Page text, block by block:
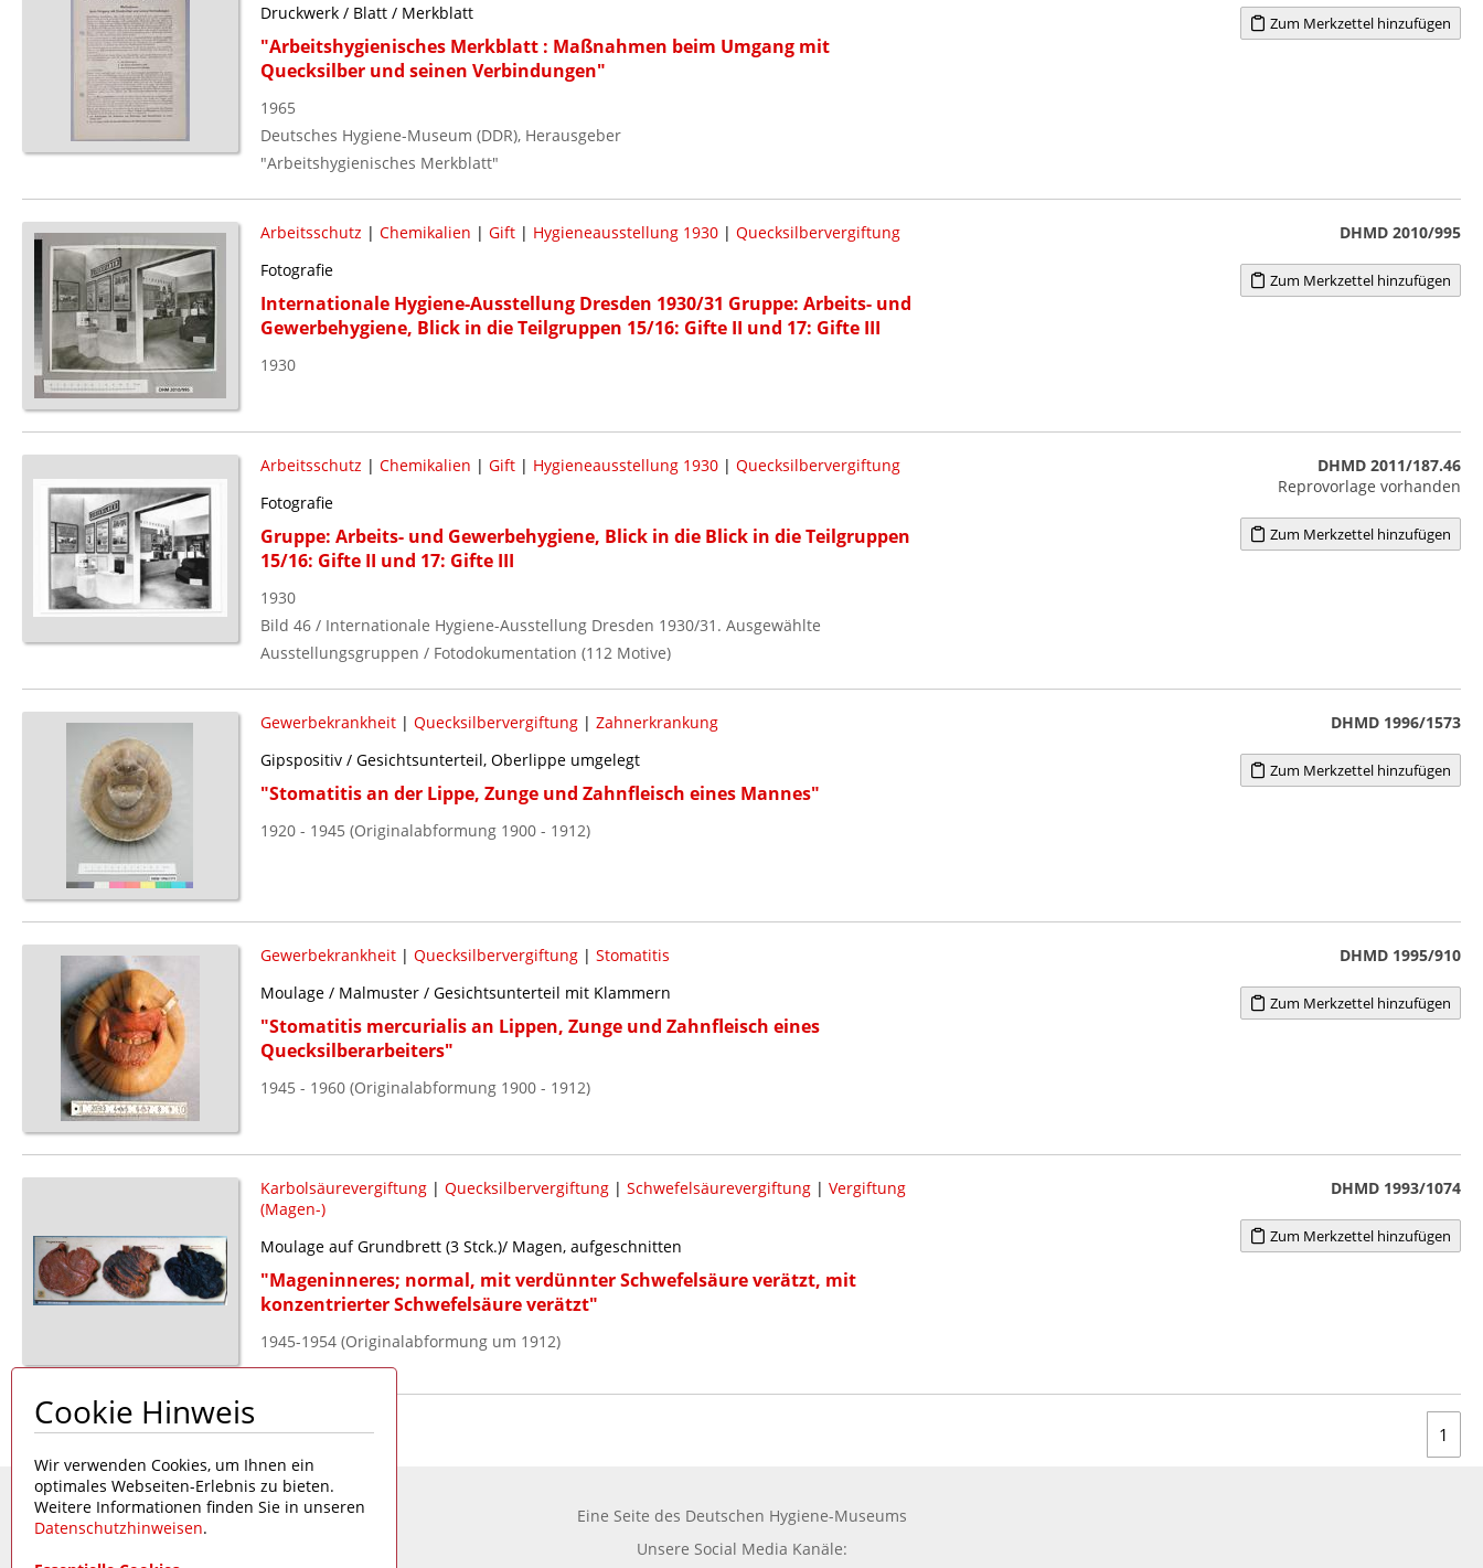
Druckwerk / Blatt / Merkblatt
"Arbeitshygienisches Merkblatt : Maßnahmen beim Umgang mit
Quecksilber und seinen Verbindungen"
1965
Deutsches Hygiene-Museum (DDR), Herausgeber
"Arbeitshygienisches Merkblatt"
Zum Merkzettel hinzufügen
Arbeitsschutz | Chemikalien | Gift| Hygieneausstellung 1930| Quecksilbervergiftung
Fotografie
Internationale Hygiene-Ausstellung Dresden 1930/31 Gruppe: Arbeits- und
Gewerbehygiene, Blick in die Teilgruppen 15/16: Gifte II und 17: Gifte III
1930
DHMD 2010/995
Zum Merkzettel hinzufügen
Arbeitsschutz | Chemikalien | Gift| Hygieneausstellung 1930| Quecksilbervergiftung
Fotografie
Gruppe: Arbeits- und Gewerbehygiene, Blick in die Blick in die Teilgruppen
15/16: Gifte II und 17: Gifte III
1930
Bild 46 / Internationale Hygiene-Ausstellung Dresden 1930/31. Ausgewählte
Ausstellungsgruppen / Fotodokumentation (112 Motive)
DHMD 2011/187.46
Reprovorlage vorhanden
Zum Merkzettel hinzufügen
Gewerbekrankheit| Quecksilbervergiftung| Zahnerkrankung
Gipspositiv / Gesichtsunterteil, Oberlippe umgelegt
"Stomatitis an der Lippe, Zunge und Zahnfleisch eines Mannes"
1920 - 1945 (Originalabformung 1900 - 1912)
DHMD 1996/1573
Zum Merkzettel hinzufügen
Gewerbekrankheit| Quecksilbervergiftung| Stomatitis
Moulage / Malmuster / Gesichtsunterteil mit Klammern
"Stomatitis mercurialis an Lippen, Zunge und Zahnfleisch eines
Quecksilberarbeiters"
1945 - 1960 (Originalabformung 1900 - 1912)
DHMD 1995/910
Zum Merkzettel hinzufügen
Karbolsäurevergiftung| Quecksilbervergiftung| Schwefelsäurevergiftung| Vergiftung
(Magen-)
Moulage auf Grundbrett (3 Stck.)/ Magen, aufgeschnitten
"Mageninneres; normal, mit verdünnter Schwefelsäure verätzt, mit
konzentrierter Schwefelsäure verätzt"
1945-1954 (Originalabformung um 1912)
DHMD 1993/1074
Zum Merkzettel hinzufügen
Seite 1 von 1 1
Eine Seite des Deutschen Hygiene-Museums
Unsere Social Media Kanäle:
Cookie Hinweis
Wir verwenden Cookies, um Ihnen ein
optimales Webseiten-Erlebnis zu bieten.
Weitere Informationen finden Sie in unseren
Datenschutzhinweisen.